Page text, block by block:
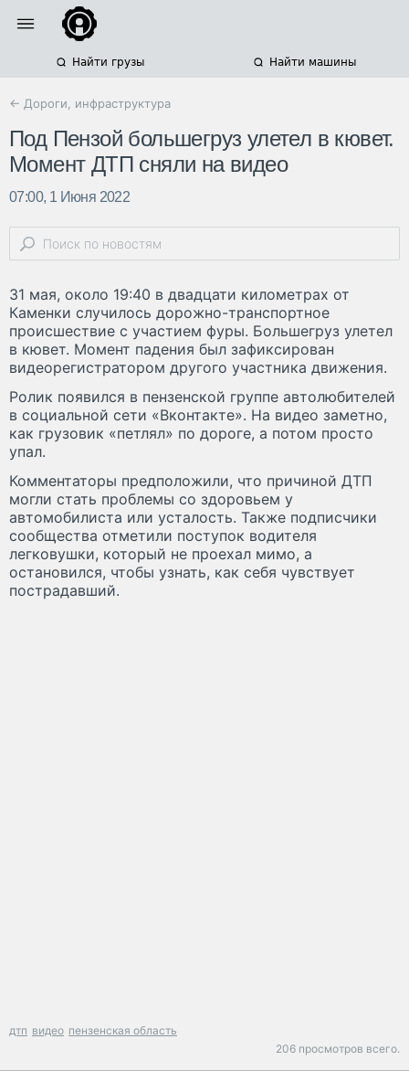
Найти грузы Найти машины
← Дороги, инфраструктура
Под Пензой большегруз улетел в кювет.
Момент ДТП сняли на видео
07:00, 1 Июня 2022
31 мая, около 19:40 в двадцати километрах от
Каменки случилось дорожно-транспортное
происшествие с участием фуры. Большегруз улетел
в кювет. Момент падения был зафиксирован
видеорегистратором другого участника движения.
Ролик появился в пензенской группе автолюбителей
в социальной сети «Вконтакте». На видео заметно,
как грузовик «петлял» по дороге, а потом просто
упал.
Комментаторы предположили, что причиной ДТП
могли стать проблемы со здоровьем у
автомобилиста или усталость. Также подписчики
сообщества отметили поступок водителя
легковушки, который не проехал мимо, а
остановился, чтобы узнать, как себя чувствует
пострадавший.
дтп видео пензенская область
206 просмотров всего.